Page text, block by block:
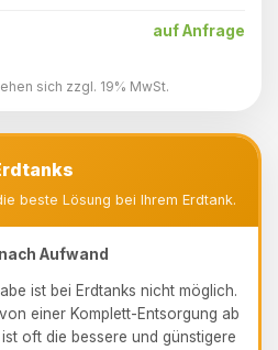
auf Anfrage
sich zzgl. 19% MwSt.
beste Lösung bei Ihrem Erdtank.
Aufwand
ist bei Erdtanks nicht möglich.
einer Komplett-Entsorgung ab
ist oft die bessere und günstigere